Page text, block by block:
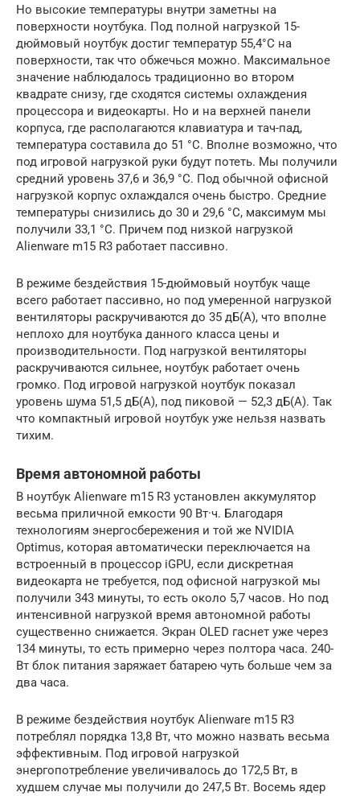
Но высокие температуры внутри заметны на
поверхности ноутбука. Под полной нагрузкой 15-
дюймовый ноутбук достиг температур 55,4°C на
поверхности, так что обжечься можно. Максимальное
значение наблюдалось традиционно во втором
квадрате снизу, где сходятся системы охлаждения
процессора и видеокарты. Но и на верхней панели
корпуса, где располагаются клавиатура и тач-пад,
температура составила до 51 °C. Вполне возможно, что
под игровой нагрузкой руки будут потеть. Мы получили
средний уровень 37,6 и 36,9 °C. Под обычной офисной
нагрузкой корпус охлаждался очень быстро. Средние
температуры снизились до 30 и 29,6 °C, максимум мы
получили 33,1 °C. Причем под низкой нагрузкой
Alienware m15 R3 работает пассивно.
В режиме бездействия 15-дюймовый ноутбук чаще
всего работает пассивно, но под умеренной нагрузкой
вентиляторы раскручиваются до 35 дБ(А), что вполне
неплохо для ноутбука данного класса цены и
производительности. Под нагрузкой вентиляторы
раскручиваются сильнее, ноутбук работает очень
громко. Под игровой нагрузкой ноутбук показал
уровень шума 51,5 дБ(А), под пиковой — 52,3 дБ(А). Так
что компактный игровой ноутбук уже нельзя назвать
тихим.
Время автономной работы
В ноутбук Alienware m15 R3 установлен аккумулятор
весьма приличной емкости 90 Вт·ч. Благодаря
технологиям энергосбережения и той же NVIDIA
Optimus, которая автоматически переключается на
встроенный в процессор iGPU, если дискретная
видеокарта не требуется, под офисной нагрузкой мы
получили 343 минуты, то есть около 5,7 часов. Но под
интенсивной нагрузкой время автономной работы
существенно снижается. Экран OLED гаснет уже через
134 минуты, то есть примерно через полтора часа. 240-
Вт блок питания заряжает батарею чуть больше чем за
два часа.
В режиме бездействия ноутбук Alienware m15 R3
потреблял порядка 13,8 Вт, что можно назвать весьма
эффективным. Под игровой нагрузкой
энергопотребление увеличивалось до 172,5 Вт, в
худшем случае мы получили до 247,5 Вт. Восемь ядер